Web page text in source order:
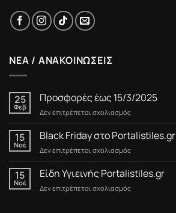
ΝΕΑ / ΑΝΑΚΟΙΝΩΣΕΙΣ
25
Φεβ
Προσφορές έως 15/3/2025
Δεν επιτρέπεται σχολιασμόςστο
έως
15/3/2025
15
Νοέ
Black Friday στο Portalistiles.gr
Δεν επιτρέπεται σχολιασμόςστο
Friday
στο
Portalistiles.gr
15
Νοέ
Είδη Υγιεινής Portalistiles.gr
Δεν επιτρέπεται σχολιασμόςστο